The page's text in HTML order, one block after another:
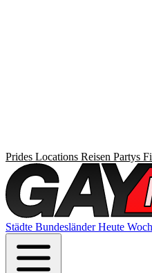
Prides Locations Reisen Partys
Städte BundesländerHeute